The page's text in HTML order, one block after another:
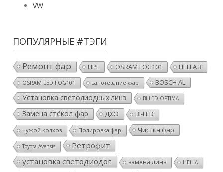
VW
ПОПУЛЯРНЫЕ #ТЭГИ
Ремонт фар HPL OSRAM FOG101 HELLA 3
OSRAM LED FOG101 запотевание фар BOSCH AL
Установка светодиодных линз BI-LED OPTIMA
Замена стёкол фар ДХО BI-LED
чужой колхоз Полировка фар Чистка фар
Toyota Avensis
Ретрофит
установка светодиодов
замена линз HELLA